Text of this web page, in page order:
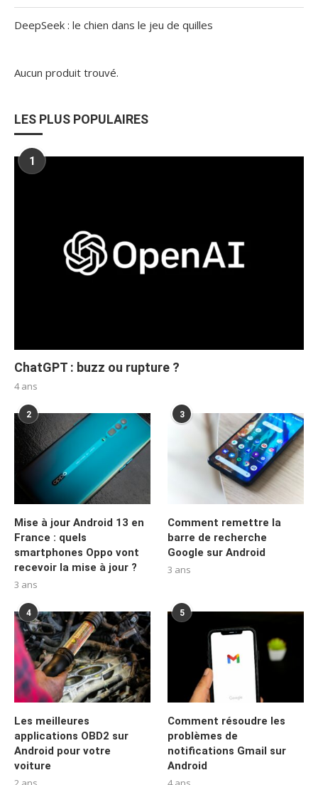
DeepSeek : le chien dans le jeu de quilles
Aucun produit trouvé.
LES PLUS POPULAIRES
1
ChatGPT : buzz ou rupture ?
4 ans
2
Mise à jour Android 13 en
France : quels
smartphones Oppo vont
recevoir la mise à jour ?
3 ans
3
Comment remettre la
barre de recherche
Google sur Android
3 ans
4
Les meilleures
applications OBD2 sur
Android pour votre
voiture
5
Comment résoudre les
problèmes de
notifications Gmail sur
Android